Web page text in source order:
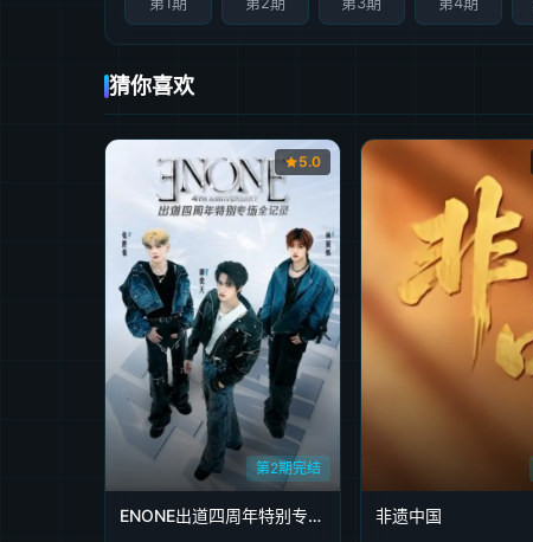
猜你喜欢
第2期完结
5.0
ENONE出道四周年特别专场全记录 非遗中国